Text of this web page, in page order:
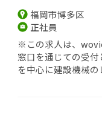
福岡市博多区
正社員
※この求人は、
窓口を通じての受
を中心に建設機械